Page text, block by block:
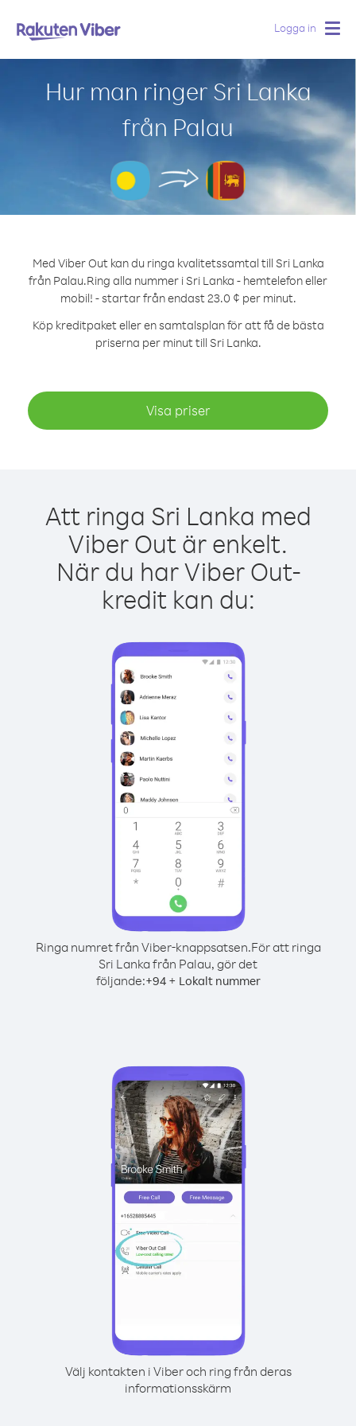
Logga in
Hur man ringer Sri Lanka
från Palau
Med Viber Out kan du ringa kvalitetssamtal till Sri Lanka
från Palau.Ring alla nummer i Sri Lanka - hemtelefon eller
mobil! - startar från endast 23.0 ¢ per minut.
Köp kreditpaket eller en samtalsplan för att få de bästa
priserna per minut till Sri Lanka.
Visa priser
Att ringa Sri Lanka med
Viber Out är enkelt.
När du har Viber Out-
kredit kan du:
Ringa numret från Viber-knappsatsen.För att ringa
Sri Lanka från Palau, gör det
följande:+94+ Lokalt nummer
Välj kontakten i Viber och ring från deras
informationsskärm